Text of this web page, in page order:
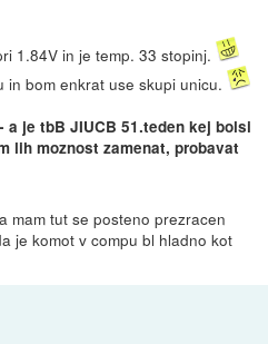
1.84V in je temp. 33 stopinj.
bom enkrat use skupi unicu.
a je tbB JIUCB 51.teden kej bolsi
lih moznost zamenat, probavat
mam tut se posteno prezracen
je komot v compu bl hladno kot